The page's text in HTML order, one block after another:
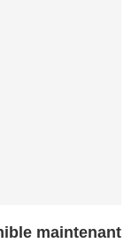
maintenant